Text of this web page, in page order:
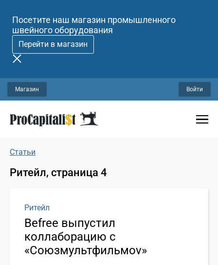
Посетите наш магазин промышленного
швейного оборудования
Перейти в магазин
Магазин Войти
Статьи
Ритейл, страница 4
Ритейл
Befree выпустил
коллаборацию с
«Союзмультфильмоv»